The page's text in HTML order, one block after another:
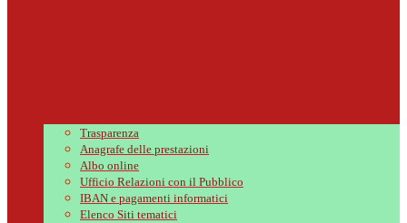
Trasparenza
Anagrafe delle prestazioni
Albo online
Ufficio Relazioni con il Pubblico
IBAN e pagamenti informatici
Elenco Siti tematici